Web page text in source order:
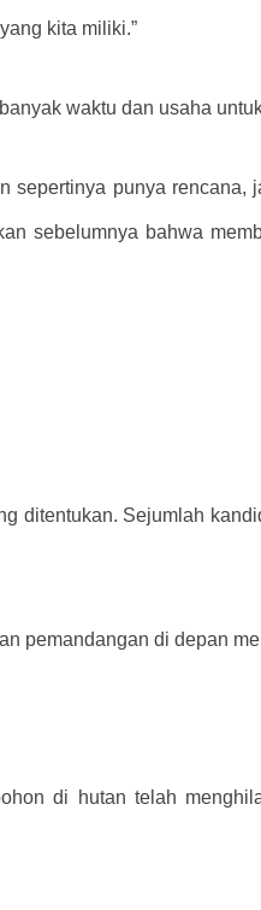
kita miliki.”
waktu dan usaha
sepertinya punya rencana,
sebelumnya bahwa
ditentukan. Sejumlah
pemandangan di depan
di hutan telah